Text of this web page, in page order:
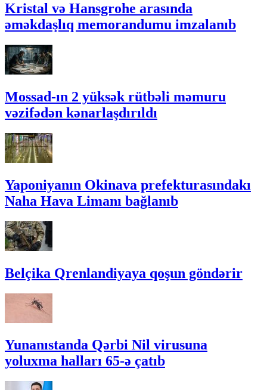
Kristal və Hansgrohe arasında
əməkdaşlıq memorandumu imzalanıb
Mossad-ın 2 yüksək rütbəli məmuru
vəzifədən kənarlaşdırıldı
Yaponiyanın Okinava prefekturasındakı
Naha Hava Limanı bağlanıb
Belçika Qrenlandiyaya qoşun göndərir
Yunanıstanda Qərbi Nil virusuna
yoluxma halları 65-ə çatıb